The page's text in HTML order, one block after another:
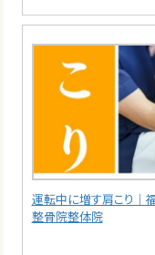
運転中に増す肩こり｜
整骨院整体院